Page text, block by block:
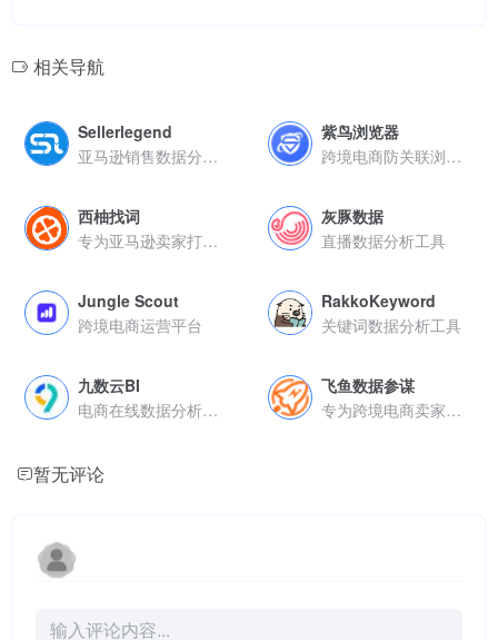
相关导航
Sellerlegend
亚马逊销售数据分析工具
紫鸟浏览器
跨境电商防关联浏览器
西柚找词
专为亚马逊卖家打造的精细化运营工具
灰豚数据
直播数据分析工具
Jungle Scout
跨境电商运营平台
RakkoKeyword
关键词数据分析工具
九数云BI
电商在线数据分析工具
飞鱼数据参谋
专为跨境电商卖家打造的一站式数据分析平台
暂无评论